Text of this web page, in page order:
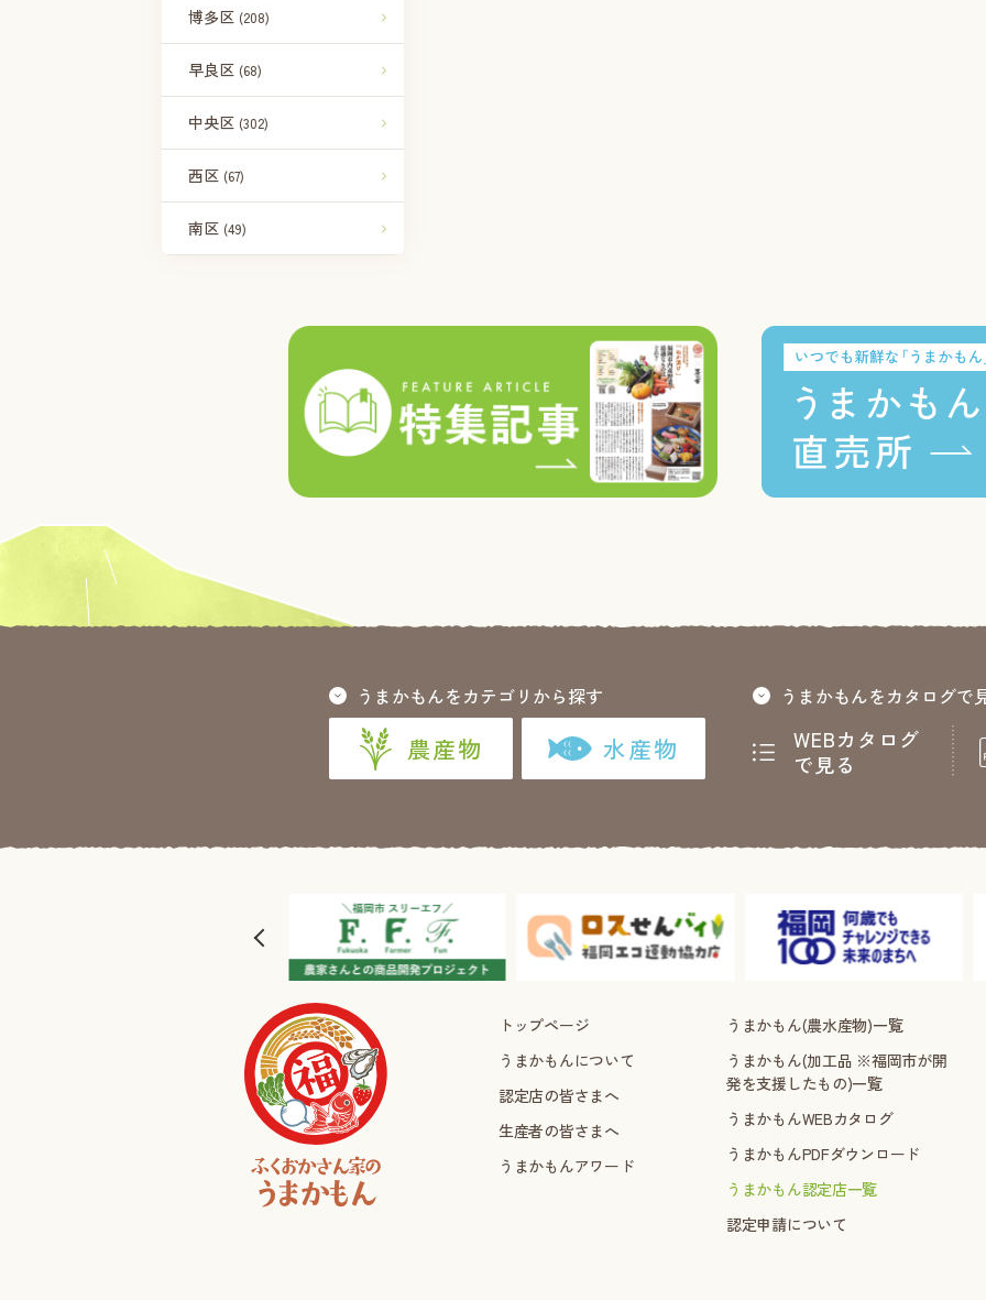
博多区 (208)
早良区 (68)
中央区 (302)
西区 (67)
南区 (49)
うまかもんをカテゴリから探す
農産物 水産物
うまかもんをカタログで
WEBカタログ
で見る
トップページ
うまかもんについて
認定店の皆さまへ
生産者の皆さまへ
うまかもんアワード
うまかもん(農水産物)一覧
うまかもん(加工品 ※福岡市が開
発を支援したもの)一覧
うまかもんWEBカタログ
うまかもんPDFダウンロード
うまかもん認定店一覧
認定申請について